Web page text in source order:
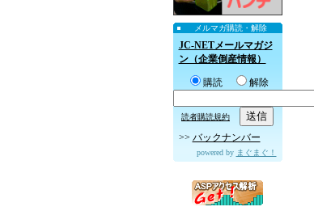
メルマガ購読・解除
JC-NETメールマガジ
ン（企業倒産情報）
購読 解除
読者購読規約
>> バックナンバー
powered by まぐまぐ！